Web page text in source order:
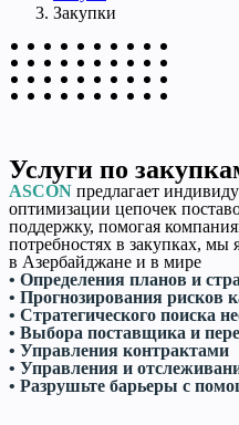
Закупки
Услуги по
ASCON предлагает
оптимизации цепочек
поддержку, помогая
потребностях в закупках,
в Азербайджане и в мире
• Определения планов и
• Прогнозирования рисков
• Стратегического поиска
• Выбора поставщика и
• Управления контрактами
• Управления и
• Разрушьте барьеры с